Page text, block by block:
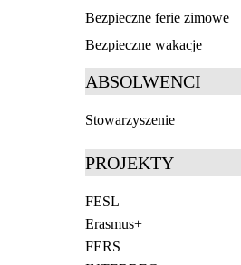
Bezpieczne ferie zimowe
Bezpieczne wakacje
ABSOLWENCI
Stowarzyszenie
PROJEKTY
FESL
Erasmus+
FERS